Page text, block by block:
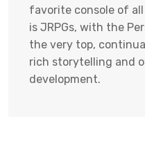
favorite console of
is JRPGs, with the
the very top,
rich storytelling and
development.